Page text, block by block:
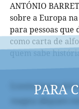
ANTÓNIO
sobre a Europa
para pessoas que
como carta de
quem sabe
PARA